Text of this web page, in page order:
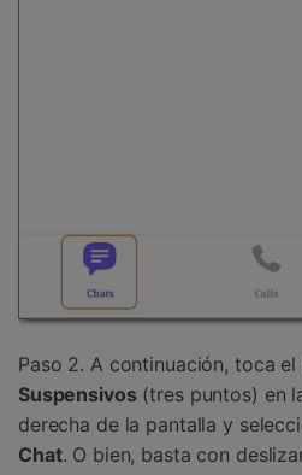
Paso 2. A continuación, toca
Suspensivos(tres puntos) en
derecha de la pantalla y
Chat. O bien, basta con